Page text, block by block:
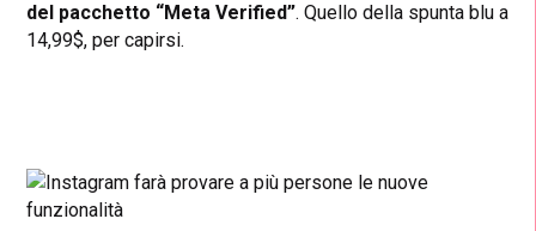
del pacchetto “Meta Verified”. Quello della spunta blu a
14,99$, per capirsi.